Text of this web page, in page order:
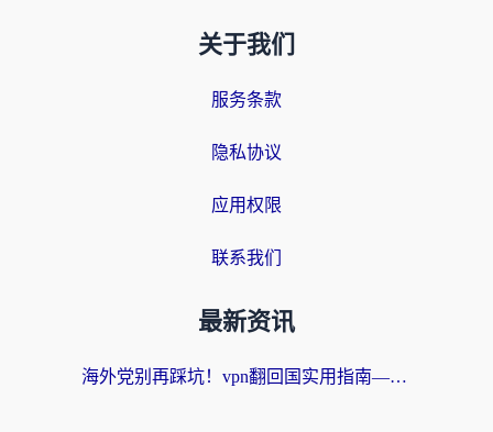
关于我们
服务条款
隐私协议
应用权限
联系我们
最新资讯
海外党别再踩坑！vpn翻回国实用指南——选对加速器，国内资源无缝用